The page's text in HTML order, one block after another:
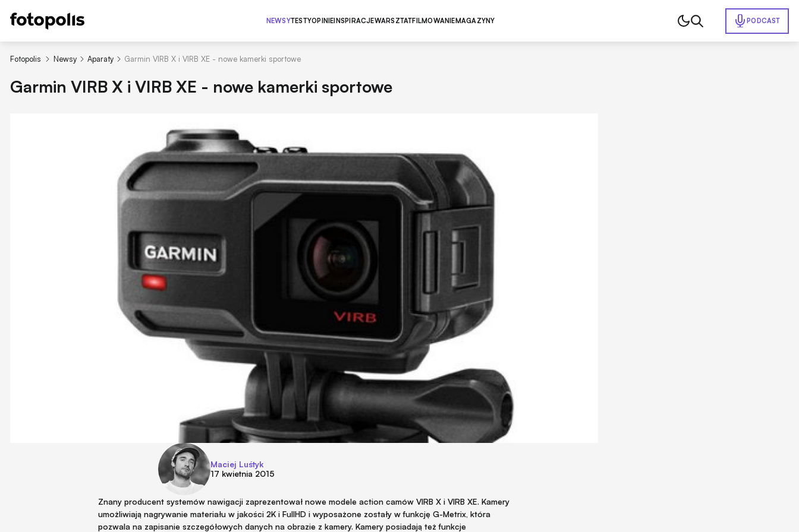
NEWSYTESTYOPINIEINSPIRACJEWARSZTATFILMOWANIEMAGAZYNY PODCAST
Fotopolis Newsy Aparaty Garmin VIRB X i VIRB XE - nowe kamerki sportowe
Garmin VIRB X i VIRB XE - nowe kamerki sportowe
Maciej Luśtyk
17 kwietnia 2015
Znany producent systemów nawigacji zaprezentował nowe modele action camów VIRB X i VIRB XE. Kamery
umożliwiają nagrywanie materiału w jakości 2K i FullHD i wyposażone zostały w funkcję G-Metrix, która
pozwala na zapisanie szczegółowych danych na obrazie z kamery. Kamery posiadają też funkcje